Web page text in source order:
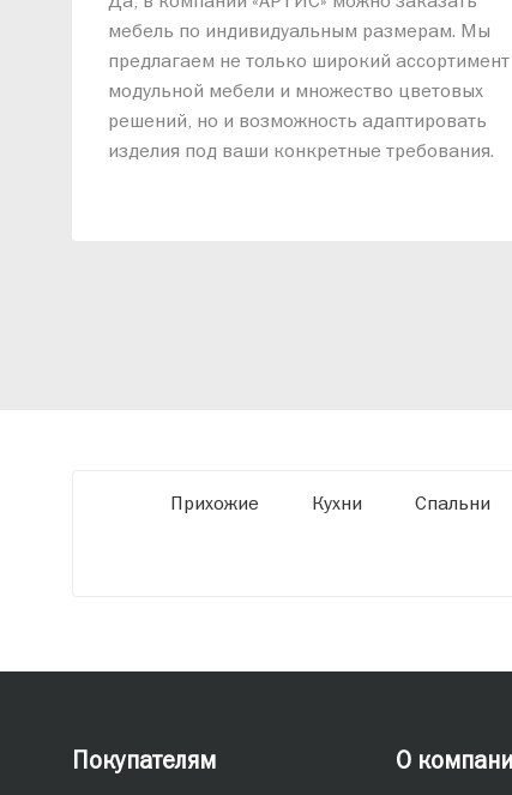
мебель по индивидуальным размерам. Мы
предлагаем не только широкий ассортимент
модульной мебели и множество цветовых
решений, но и возможность адаптировать
изделия под ваши конкретные требования.
Прихожие Кухни Спальни
Покупателям О